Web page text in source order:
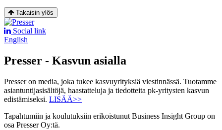
Takaisin ylös
Social link
English
Presser - Kasvun asialla
Presser on media, joka tukee kasvuyrityksiä viestinnässä. Tuotamme
asiantuntijasisältöjä, haastatteluja ja tiedotteita pk-yritysten kasvun
edistämiseksi. LISÄÄ>>
Tapahtumiin ja koulutuksiin erikoistunut Business Insight Group on
osa Presser Oy:tä.